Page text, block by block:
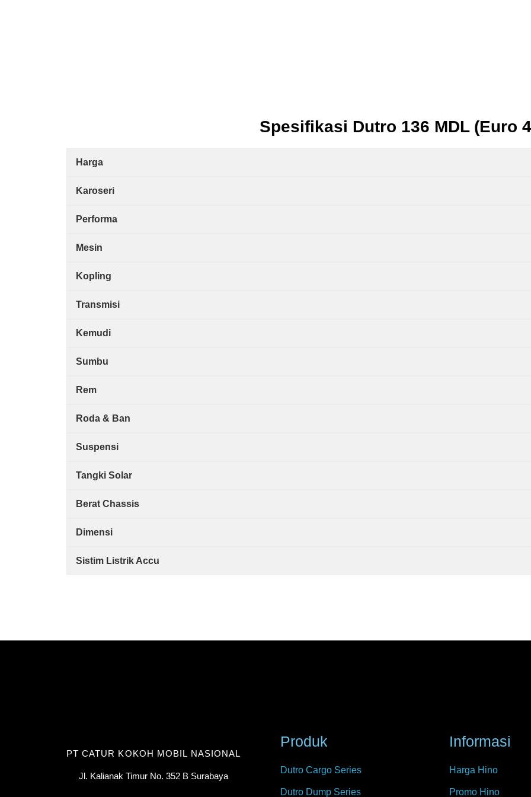
Spesifikasi Dutro 136 MDL (Euro
Harga
Karoseri
Performa
Mesin
Kopling
Transmisi
Kemudi
Sumbu
Rem
Roda & Ban
Suspensi
Tangki Solar
Berat Chassis
Dimensi
Sistim Listrik Accu
PT CATUR KOKOH MOBIL NASIONAL
Jl. Kalianak Timur No. 352 B Surabaya
Produk
Dutro Cargo Series
Dutro Dump Series
Informasi
Harga Hino
Promo Hino